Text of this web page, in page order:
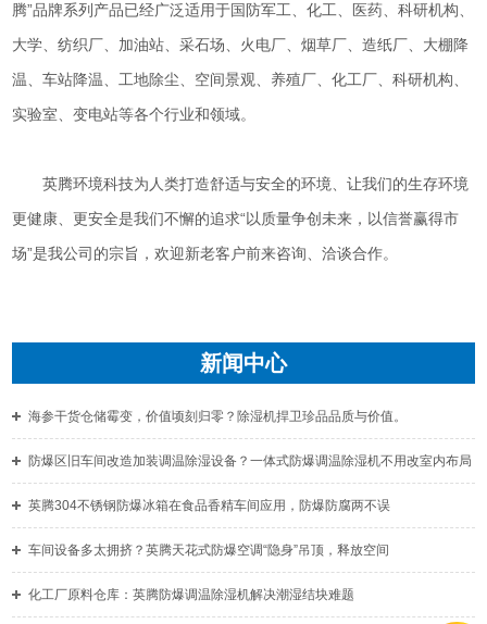
腾”品牌系列产品已经广泛适用于国防军工、化工、医药、科研机构、
大学、纺织厂、加油站、采石场、火电厂、烟草厂、造纸厂、大棚降
温、车站降温、工地除尘、空间景观、养殖厂、化工厂、科研机构、
实验室、变电站等各个行业和领域。
英腾环境科技为人类打造舒适与安全的环境、让我们的生存环境
更健康、更安全是我们不懈的追求“以质量争创未来，以信誉赢得市
场”是我公司的宗旨，欢迎新老客户前来咨询、洽谈合作。
新闻中心
海参干货仓储霉变，价值顷刻归零？除湿机捍卫珍品品质与价值。
防爆区旧车间改造加装调温除湿设备？一体式防爆调温除湿机不用改室内布局
英腾304不锈钢防爆冰箱在食品香精车间应用，防爆防腐两不误
车间设备多太拥挤？英腾天花式防爆空调“隐身”吊顶，释放空间
化工厂原料仓库：英腾防爆调温除湿机解决潮湿结块难题